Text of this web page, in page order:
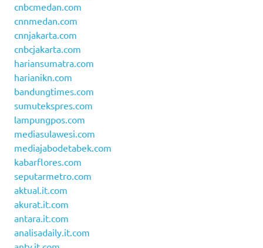
cnbcmedan.com
cnnmedan.com
cnnjakarta.com
cnbcjakarta.com
hariansumatra.com
harianikn.com
bandungtimes.com
sumutekspres.com
lampungpos.com
mediasulawesi.com
mediajabodetabek.com
kabarflores.com
seputarmetro.com
aktual.it.com
akurat.it.com
antara.it.com
analisadaily.it.com